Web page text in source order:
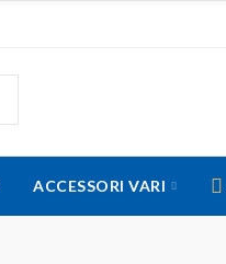
ACCESSORI VARI